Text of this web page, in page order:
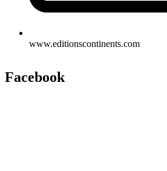
www.editionscontinents.com
Facebook